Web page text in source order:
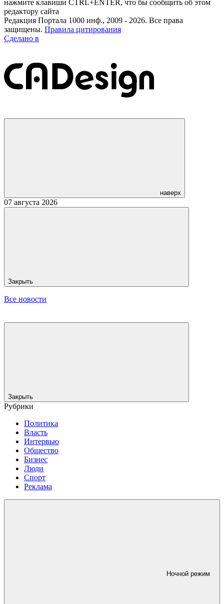
нажмите клавиши CTRL+ENTER, что бы сообщить об этом
редактору сайта
Редакция Портала 1000 инф., 2009 - 2026. Все права
защищены. Правила цитирования
Сделано в
наверх
07 августа 2026
Закрыть
Все новости
Закрыть
Рубрики
Политика
Власть
Интервью
Общество
Бизнес
Люди
Спорт
Реклама
Ночной режим